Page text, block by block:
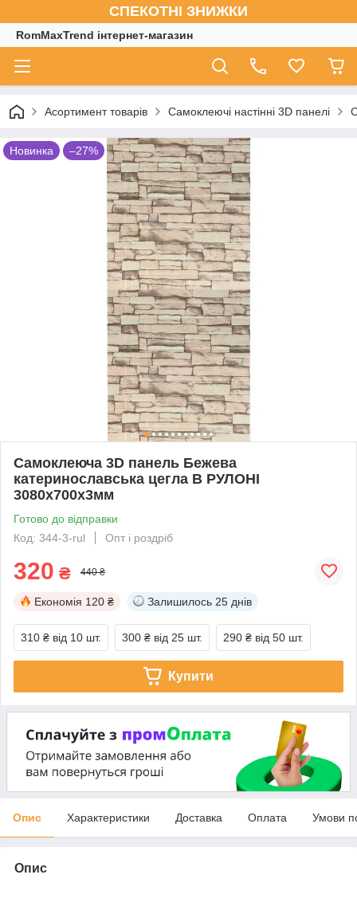
СПЕКОТНІ ЗНИЖКИ
RomMaxTrend інтернет-магазин
Асортимент товарів Самоклеючі настінні 3D панелі
Новинка –27%
Самоклеюча 3D панель Бежева
катеринославська цегла В РУЛОНІ
3080x700x3мм
Готово до відправки
Код: 344-3-rul
Опт і роздріб
320 ₴ 440 ₴
Економія 120 ₴ Залишилось 25 днів
310 ₴ від 10 шт. 300 ₴ від 25 шт. 290 ₴ від 50 шт.
Купити
Опис Характеристики Доставка Оплата Умови
Опис